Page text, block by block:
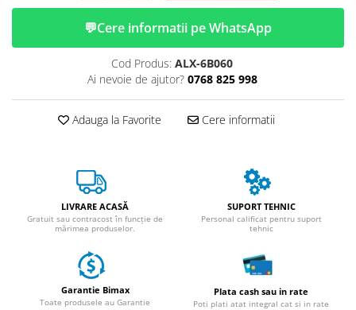
Huse
Toate accesoriile la Triciclete
Masina Electrica RDB
Masina Electrica Arora
Masina Electrica 25 km/h
Scutere Electrice
⬇ TIPURI
💬Cere informatii pe WhatsApp
Cod Produs: ALX-6B060
Ai nevoie de ajutor? 0768 825 998
Adauga la Favorite Cere informatii
LIVRARE ACASĂ
Gratuit sau contracost în funcție de
mărimea produselor.
SUPORT TEHNIC
Personal calificat pentru suport
tehnic
Garantie Bimax
Toate produsele au Garantie
Plata cash sau in rate
Poti plati atat integral cat si in rate